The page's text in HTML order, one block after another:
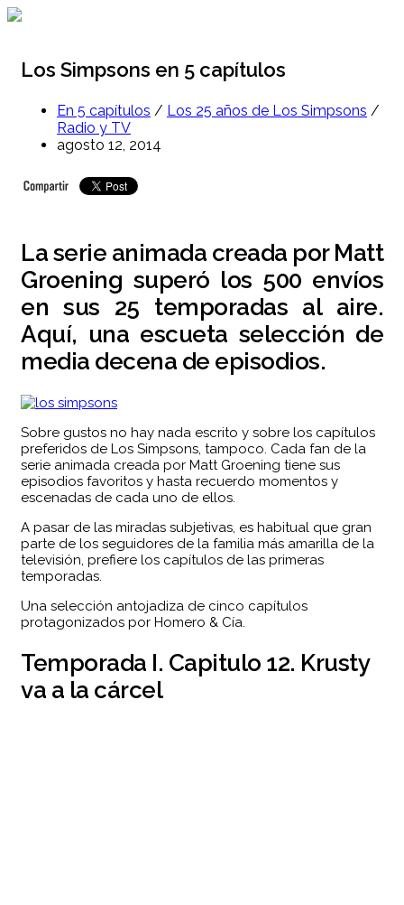
Ir
Los Simpsons en 5 capítulos
En 5 capítulos / Los 25 años de Los Simpsons /
Radio y TV
agosto 12, 2014
La serie animada creada por Matt
Groening superó los 500 envíos
en sus 25 temporadas al aire.
Aquí, una escueta selección de
media decena de episodios.
Sobre gustos no hay nada escrito y sobre los capítulos
preferidos de Los Simpsons, tampoco. Cada fan de la
serie animada creada por Matt Groening tiene sus
episodios favoritos y hasta recuerdo momentos y
escenadas de cada uno de ellos.
A pasar de las miradas subjetivas, es habitual que gran
parte de los seguidores de la familia más amarilla de la
televisión, prefiere los capítulos de las primeras
temporadas.
Una selección antojadiza de cinco capítulos
protagonizados por Homero & Cía.
Temporada I. Capitulo 12. Krusty
va a la cárcel